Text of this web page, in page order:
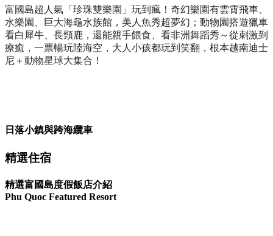
富國島超人氣「珍珠雙樂園」玩到瘋！奇幻樂園有雲霄飛車、
水樂園、巨大海龜水族館，美人魚秀超夢幻；動物園搭遊獵車
看白犀牛、長頸鹿，還能親手餵食、看非洲舞蹈秀～從刺激到
療癒，一票暢玩陸海空，大人小孩都玩到笑翻，根本越南迪士
尼＋動物星球大集合！
日落小鎮與跨海纜車
精選住宿
精選富國島度假飯店介紹
Phu Quoc Featured Resort